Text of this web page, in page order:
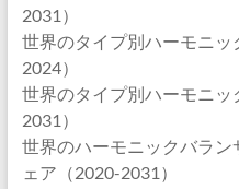
2031）
世界のタイプ別ハーモニ
2024）
世界のタイプ別ハーモニ
2031）
世界のハーモニックバラ
ェア（2020-2031）